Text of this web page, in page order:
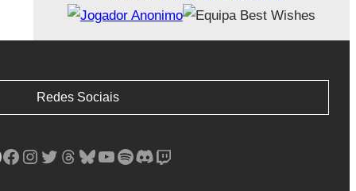
Redes Sociais
Facebook Instagram Twitter Threads Bluesky YouTube Spotify Discord Twitch